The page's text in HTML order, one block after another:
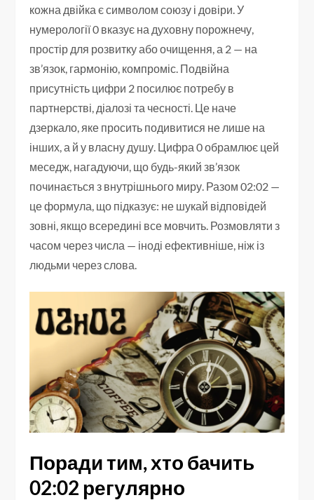
кожна двійка є символом союзу і довіри. У
нумерології 0 вказує на духовну порожнечу,
простір для розвитку або очищення, а 2 — на
зв’язок, гармонію, компроміс. Подвійна
присутність цифри 2 посилює потребу в
партнерстві, діалозі та чесності. Це наче
дзеркало, яке просить подивитися не лише на
інших, а й у власну душу. Цифра 0 обрамлює цей
меседж, нагадуючи, що будь-який зв’язок
починається з внутрішнього миру. Разом 02:02 —
це формула, що підказує: не шукай відповідей
зовні, якщо всередині все мовчить. Розмовляти з
часом через числа — іноді ефективніше, ніж із
людьми через слова.
Поради тим, хто бачить
02:02 регулярно